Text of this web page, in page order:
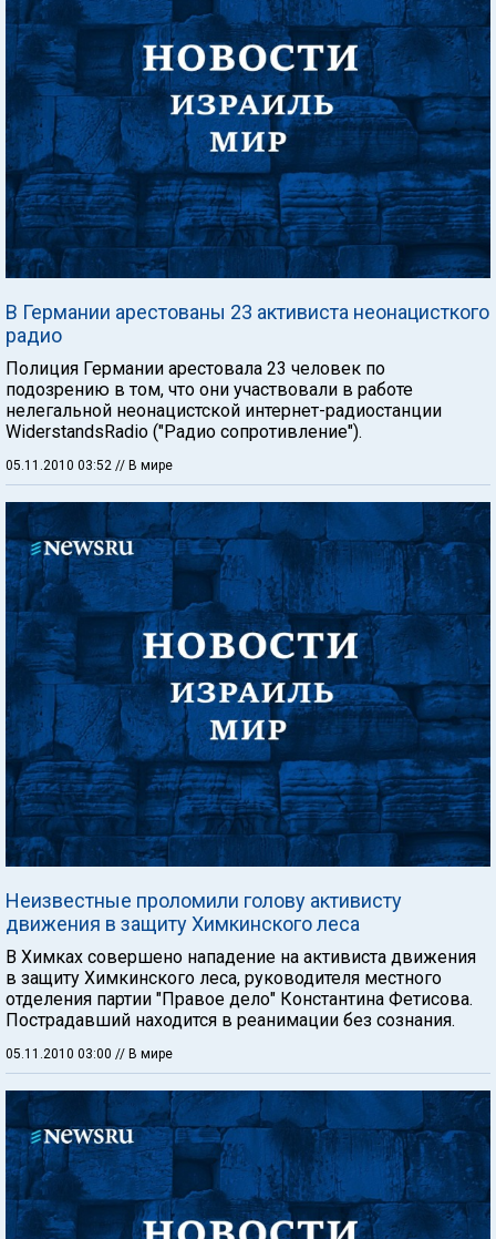
В Германии арестованы 23 активиста неонацисткого
радио
Полиция Германии арестовала 23 человек по
подозрению в том, что они участвовали в работе
нелегальной неонацистской интернет-радиостанции
WiderstandsRadio ("Радио сопротивление").
05.11.2010 03:52 // В мире
Неизвестные проломили голову активисту
движения в защиту Химкинского леса
В Химках совершено нападение на активиста движения
в защиту Химкинского леса, руководителя местного
отделения партии "Правое дело" Константина Фетисова.
Пострадавший находится в реанимации без сознания.
05.11.2010 03:00 // В мире